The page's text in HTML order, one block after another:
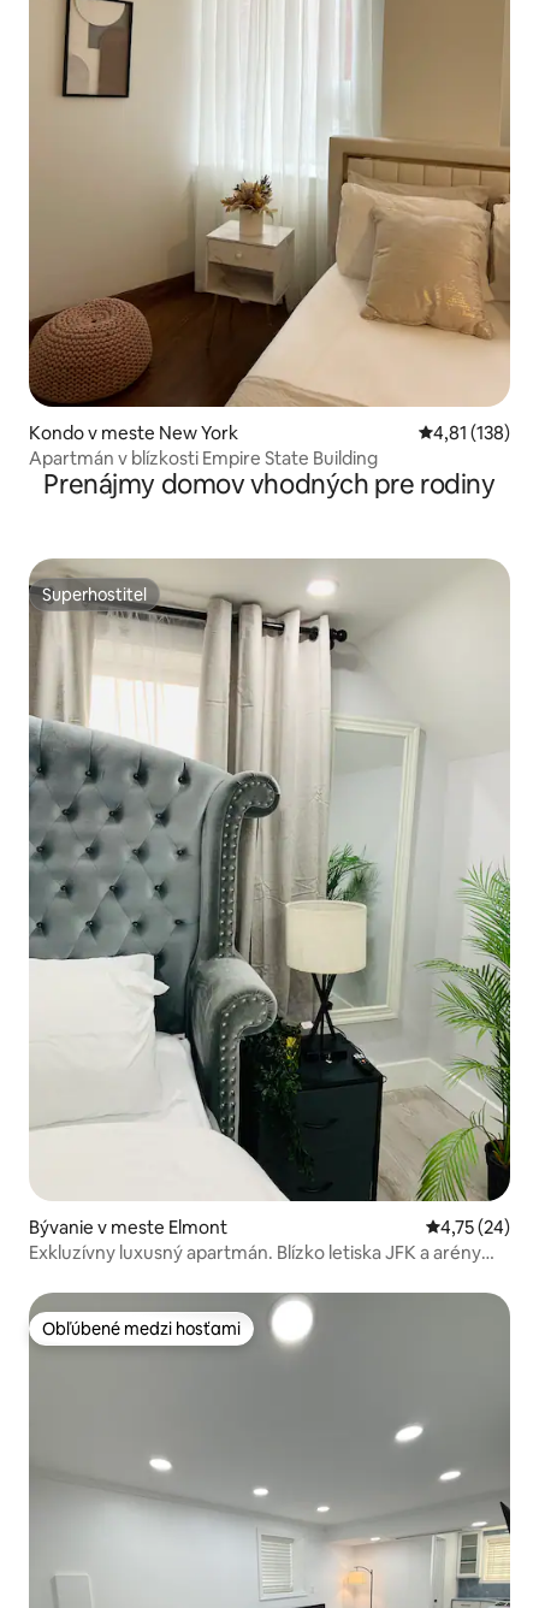
Kondo v meste New York Priemerné
4,81 (138)
Apartmán v blízkosti Empire State Building
Prenájmy domov vhodných pre rodiny
Superhostiteľ
Superhostiteľ
Bývanie v meste Elmont Priemerné
4,75 (24)
Exkluzívny luxusný apartmán. Blízko letiska JFK a arény
Obľúbené medzi hosťami
Obľúbené medzi hosťami